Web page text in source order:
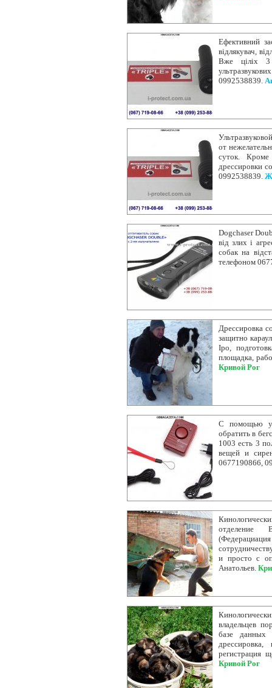
Ефективний
відлякувач,
Вже ціліх 3
0992538839.
от
суток.
дрессировки
0992538839.
Dogchaser
від злих і
собак на
телефоном
Дрессировка
защитно
Ipo,
площадка,
Кривой Рог
С помощью
обратить в
1003 есть 3
вещей и
0677190866,
отделение
и просто с
Анатольев.
владельцев
базе данных
регистрация
Кривой Рог